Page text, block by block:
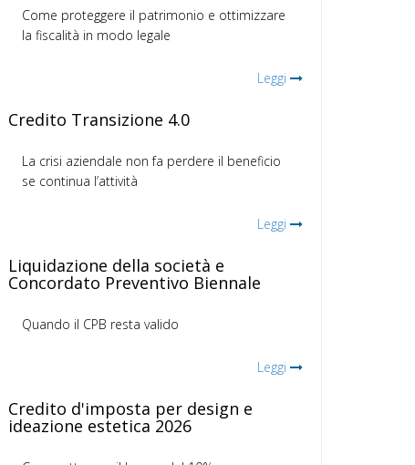
Come proteggere il patrimonio e ottimizzare
la fiscalità in modo legale
Leggi
Credito Transizione 4.0
La crisi aziendale non fa perdere il beneficio
se continua l’attività
Leggi
Liquidazione della società e
Concordato Preventivo Biennale
Quando il CPB resta valido
Leggi
Credito d'imposta per design e
ideazione estetica 2026